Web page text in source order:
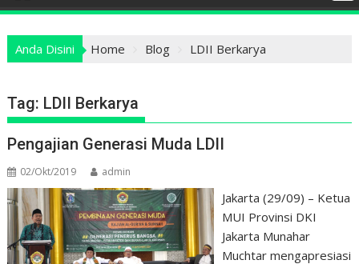
Anda Disini Home Blog LDII Berkarya
Tag: LDII Berkarya
Pengajian Generasi Muda LDII
02/Okt/2019 admin
Jakarta (29/09) – Ketua
MUI Provinsi DKI
Jakarta Munahar
Muchtar mengapresiasi